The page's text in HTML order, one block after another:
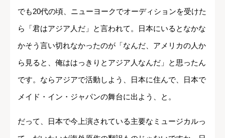
でも20代の頃、ニューヨークでオーディションを受けた
ら「君はアジア人だ」と言われて。日本にいるとなかな
かそう言い切れなかったのが「なんだ、アメリカの人か
ら見ると、俺ははっきりとアジア人なんだ」と思ったん
です。ならアジアで活動しよう、日本に住んで、日本で
メイド・イン・ジャパンの舞台に出よう、と。
だって、日本で今上演されている主要なミュージカルっ